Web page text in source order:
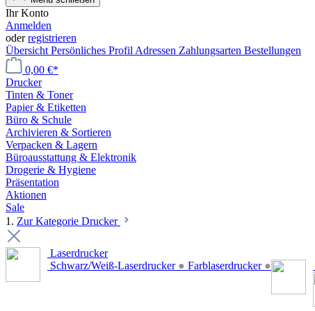
Ihr Konto
Anmelden
oderregistrieren
Übersicht Persönliches Profil Adressen Zahlungsarten Bestellungen
0,00 €*
Drucker
Tinten & Toner
Papier & Etiketten
Büro & Schule
Archivieren & Sortieren
Verpacken & Lagern
Büroausstattung & Elektronik
Drogerie & Hygiene
Präsentation
Aktionen
Sale
1. Zur Kategorie Drucker
Laserdrucker
Schwarz/Weiß-Laserdrucker ● Farblaserdrucker ●